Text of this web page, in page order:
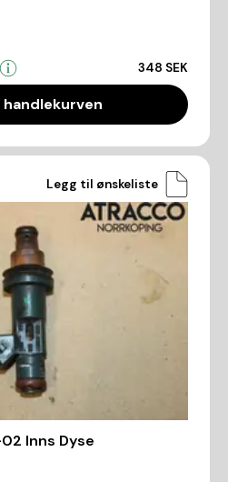
348 SEK
Legg til ønskeliste
Inns Dyse